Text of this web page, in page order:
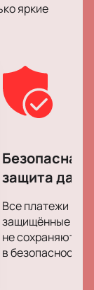
уровнем
эксперты.
яркие
Безопасная
защита
Все платежи
защищённые
не сохраняются
в безопасности.